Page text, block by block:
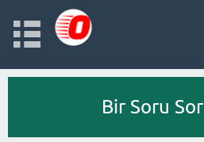
Bir Soru Sor